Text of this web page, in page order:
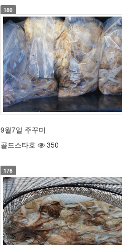
180
9월7일 주꾸미
골드스타호
350
176